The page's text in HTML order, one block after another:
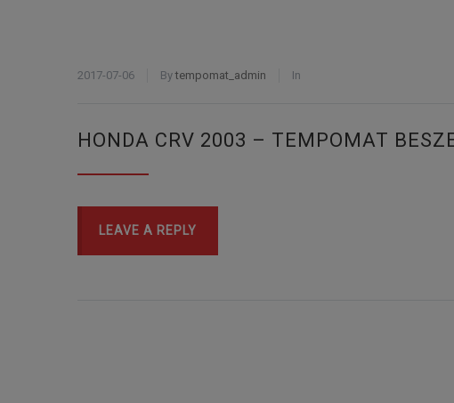
2017-07-06 Bytempomat_admin In
HONDA CRV 2003 – TEMPOMAT
LEAVE A REPLY